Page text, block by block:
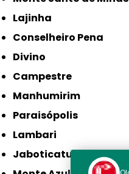
Lajinha
Conselheiro Pena
Divino
Campestre
Manhumirim
Paraisópolis
Lambari
Jaboticatubas